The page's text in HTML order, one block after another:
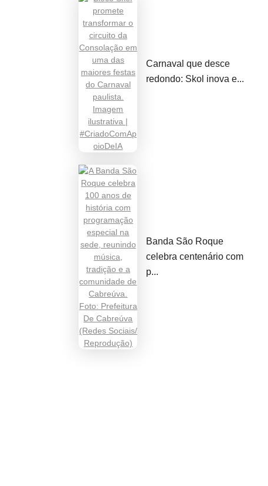
Carnaval que desce
redondo: Skol inova e...
Banda São Roque
celebra centenário com
p...